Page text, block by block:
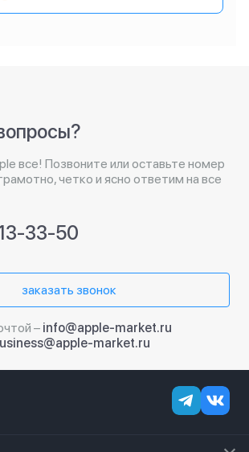
все! Позвоните или оставьте номер
четко и ясно ответим на все
33-50
заказать звонок
– info@apple-market.ru
market.ru